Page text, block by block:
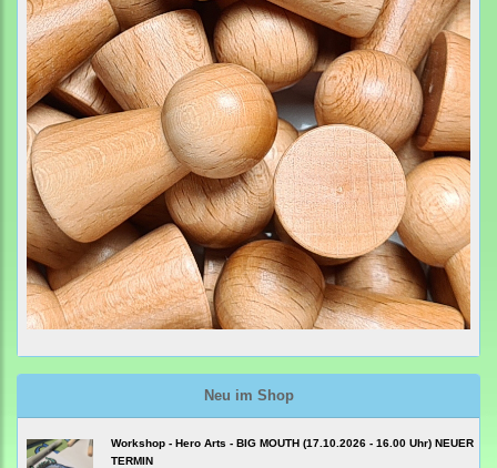
Neu im Shop
Workshop - Hero Arts - BIG MOUTH (17.10.2026 - 16.00 Uhr) NEUER
TERMIN